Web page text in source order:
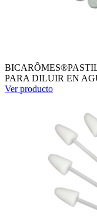
PARA DILUIR EN
Ver producto